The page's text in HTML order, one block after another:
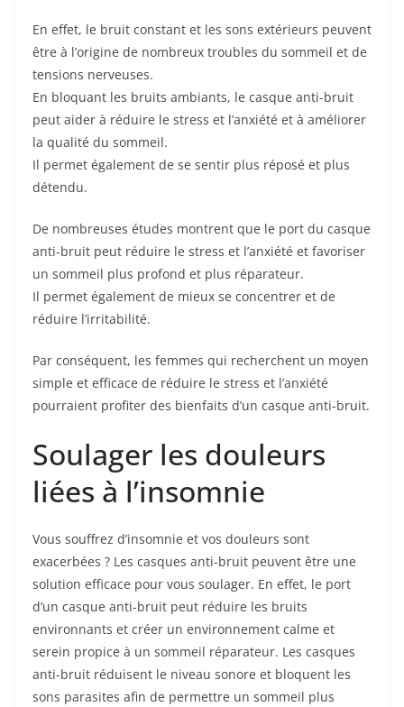
En effet, le bruit constant et les sons extérieurs peuvent
être à l’origine de nombreux troubles du sommeil et de
tensions nerveuses.
En bloquant les bruits ambiants, le casque anti-bruit
peut aider à réduire le stress et l’anxiété et à améliorer
la qualité du sommeil.
Il permet également de se sentir plus réposé et plus
détendu.
De nombreuses études montrent que le port du casque
anti-bruit peut réduire le stress et l’anxiété et favoriser
un sommeil plus profond et plus réparateur.
Il permet également de mieux se concentrer et de
réduire l’irritabilité.
Par conséquent, les femmes qui recherchent un moyen
simple et efficace de réduire le stress et l’anxiété
pourraient profiter des bienfaits d’un casque anti-bruit.
Soulager les douleurs
liées à l’insomnie
Vous souffrez d’insomnie et vos douleurs sont
exacerbées ? Les casques anti-bruit peuvent être une
solution efficace pour vous soulager. En effet, le port
d’un casque anti-bruit peut réduire les bruits
environnants et créer un environnement calme et
serein propice à un sommeil réparateur. Les casques
anti-bruit réduisent le niveau sonore et bloquent les
sons parasites afin de permettre un sommeil plus